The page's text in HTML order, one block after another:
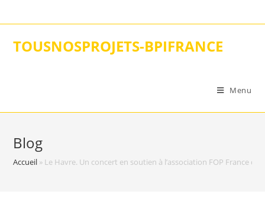
to
TOUSNOSPROJETS-BPIFRANCE
Menu
Blog
Accueil » Le Havre. Un concert en soutien à l’association FOP France